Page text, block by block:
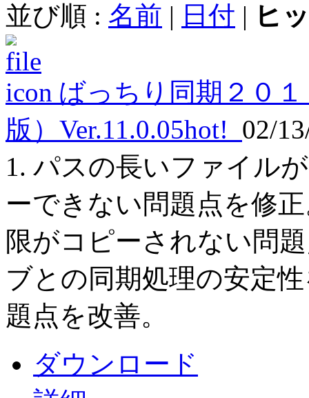
並び順 : 名前 | 日付 | ヒ
ばっちり同期２０
版）Ver.11.0.05hot! 02/
1. パスの長いファイル
ーできない問題点を修
限がコピーされない問
ブとの同期処理の安定
題点を改善。
ダウンロード